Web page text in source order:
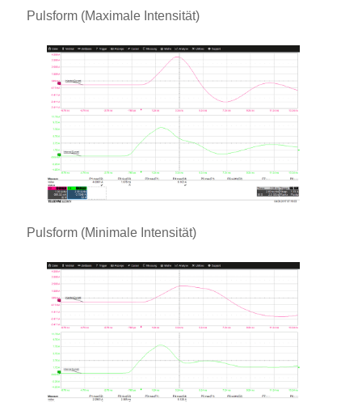
Pulsform (Maximale Intensität)
Pulsform (Minimale Intensität)